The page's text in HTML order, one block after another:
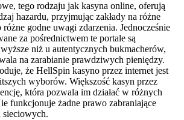
tego rodzaju jak kasyna online, oferują
hazardu, przyjmując zakłady na różne
godne uwagi zdarzenia. Jednocześnie
za pośrednictwem te portale są
niż u autentycznych bukmacherów,
na zarabianie prawdziwych pieniędzy.
że HellSpin kasyno przez internet jest
wyborów. Większość kasyn przez
która pozwala im działać w różnych
funkcjonuje żadne prawo zabraniające